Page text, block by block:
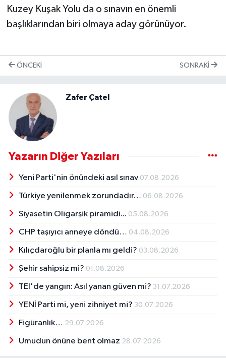
Kuzey Kuşak Yolu da o sınavın en önemli
başlıklarından biri olmaya aday görünüyor.
ÖNCEKI SONRAKI
Zafer Çatel
Yazarın Diğer Yazıları
Yeni Parti'nin önündeki asıl sınav 07.08.2026
Türkiye yenilenmek zorundadır… 06.08.2026
Siyasetin Oligarşik piramidi... 05.08.2026
CHP taşıyıcı anneye döndü… 04.08.2026
Kılıçdaroğlu bir planla mı geldi? 03.08.2026
Şehir sahipsiz mi? 01.08.2026
TEI'de yangın: Asıl yanan güven mi? 31.07.2026
YENİ Parti mi, yeni zihniyet mi? 30.07.2026
Figüranlık… 29.07.2026
Umudun önüne bent olmaz 28.07.2026